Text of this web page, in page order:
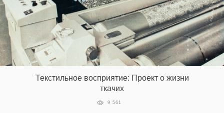
EN
UA
Текстильное восприятие: Проект о жизни
ткачих
9 561